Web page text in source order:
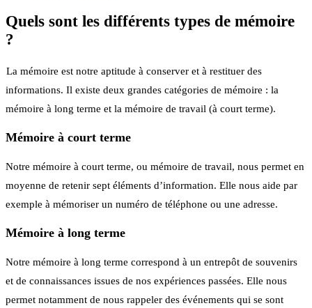
Quels sont les différents types de mémoire
?
La mémoire est notre aptitude à conserver et à restituer des
informations. Il existe deux grandes catégories de mémoire : la
mémoire à long terme et la mémoire de travail (à court terme).
Mémoire à court terme
Notre mémoire à court terme, ou mémoire de travail, nous permet en
moyenne de retenir sept éléments d’information. Elle nous aide par
exemple à mémoriser un numéro de téléphone ou une adresse.
Mémoire à long terme
Notre mémoire à long terme correspond à un entrepôt de souvenirs
et de connaissances issues de nos expériences passées. Elle nous
permet notamment de nous rappeler des événements qui se sont